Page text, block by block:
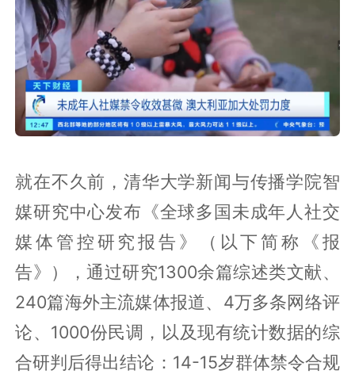
就在不久前，清华大学新闻与传播学院智
媒研究中心发布《全球多国未成年人社交
媒体管控研究报告》（以下简称《报
告》），通过研究1300余篇综述类文献、
240篇海外主流媒体报道、4万多条网络评
论、1000份民调，以及现有统计数据的综
合研判后得出结论：14-15岁群体禁令合规